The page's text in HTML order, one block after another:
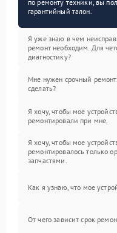
по ремонту техники, вы
гарантийный талон.
Я уже знаю в чем
ремонт необходим. Для
диагностику?
Мне нужен срочный
сделать?
Я хочу, чтобы мое
ремонтировали при мне.
Я хочу, чтобы мое
ремонтировалось только
запчастями.
Как я узнаю, что мое
От чего зависит срок